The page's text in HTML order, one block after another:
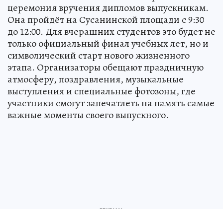
церемония вручения дипломов выпускникам.
Она пройдёт на Сусанинской площади с 9:30
до 12:00. Для вчерашних студентов это будет не
только официальный финал учебных лет, но и
символический старт нового жизненного
этапа. Организаторы обещают праздничную
атмосферу, поздравления, музыкальные
выступления и специальные фотозоны, где
участники смогут запечатлеть на память самые
важные моменты своего выпускного.